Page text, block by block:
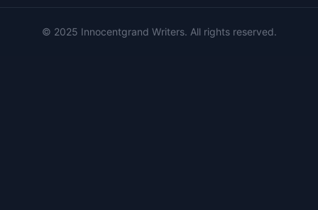
© 2025 Innocentgrand Writers. All rights reserved.